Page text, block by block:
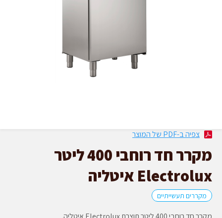
מקרר חד רוחבי 400 ליטר
Electrolux איטליה
מקררים תעשייתיים
צפיה ב-PDF של המוצר